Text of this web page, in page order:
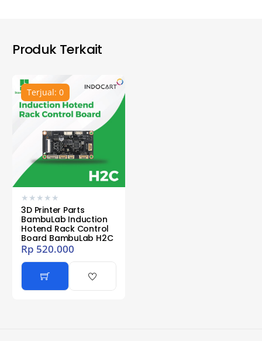
Produk Terkait
Terjual: 0
★ ★ ★ ★ ★
3D Printer Parts
BambuLab Induction
Hotend Rack Control
Board BambuLab H2C
Rp 520.000